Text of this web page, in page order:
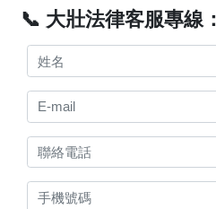
📞 大壯法律客服專線